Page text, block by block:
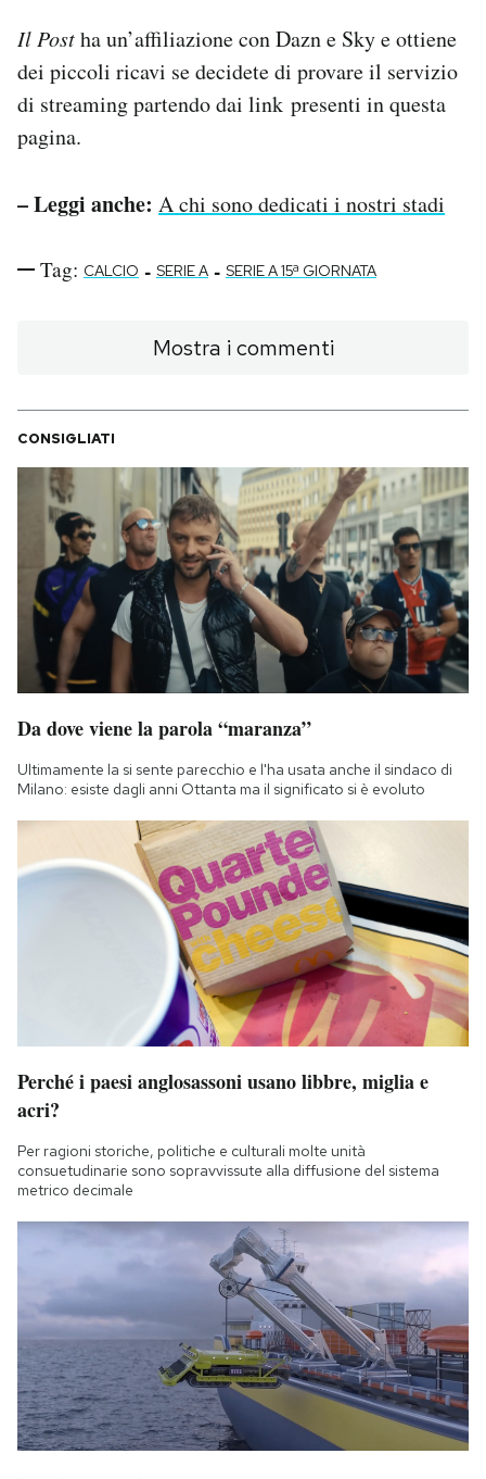
Il Postha un’affiliazione con Dazn e Sky e ottiene
dei piccoli ricavi se decidete di provare il servizio
di streaming partendo dai link presenti in questa
pagina.
– Leggi anche: A chi sono dedicati i nostri stadi
Tag: CALCIO - SERIE A - SERIE A 15ª GIORNATA
Mostra i commenti
CONSIGLIATI
Da dove viene la parola “maranza”
Ultimamente la si sente parecchio e l'ha usata anche il sindaco di
Milano: esiste dagli anni Ottanta ma il significato si è evoluto
Perché i paesi anglosassoni usano libbre, miglia e
acri?
Per ragioni storiche, politiche e culturali molte unità
consuetudinarie sono sopravvissute alla diffusione del sistema
metrico decimale